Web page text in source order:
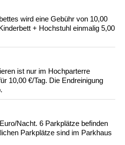
wird eine Gebühr von 10,00
+ Hochstuhl einmalig 5,00
ist nur im Hochparterre
10,00 €/Tag. Die Endreinigung
Nacht. 6 Parkplätze befinden
Parkplätze sind im Parkhaus